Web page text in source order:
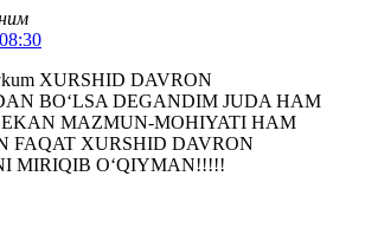
XURSHID DAVRON
BO‘LSA DEGANDIM JUDA HAM
EKAN MAZMUN-MOHIYATI HAM
FAQAT XURSHID DAVRON
MIRIQIB O‘QIYMAN!!!!!